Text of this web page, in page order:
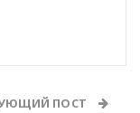
ПОСТ